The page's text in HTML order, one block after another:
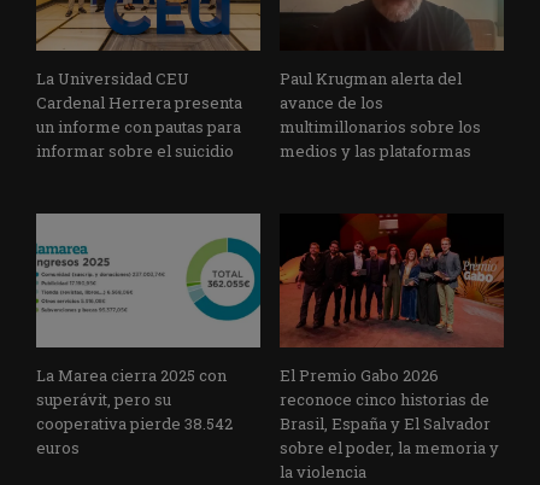
La Universidad CEU
Cardenal Herrera presenta
un informe con pautas para
informar sobre el suicidio
Paul Krugman alerta del
avance de los
multimillonarios sobre los
medios y las plataformas
La Marea cierra 2025 con
superávit, pero su
cooperativa pierde 38.542
euros
El Premio Gabo 2026
reconoce cinco historias de
Brasil, España y El Salvador
sobre el poder, la memoria y
la violencia